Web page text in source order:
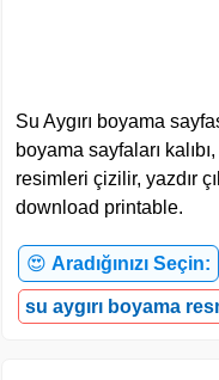
Su Aygırı boyama
boyama sayfaları
resimleri çizilir, yazdır
download printable.
😍 Aradığınızı Seçin:
su aygırı boyama